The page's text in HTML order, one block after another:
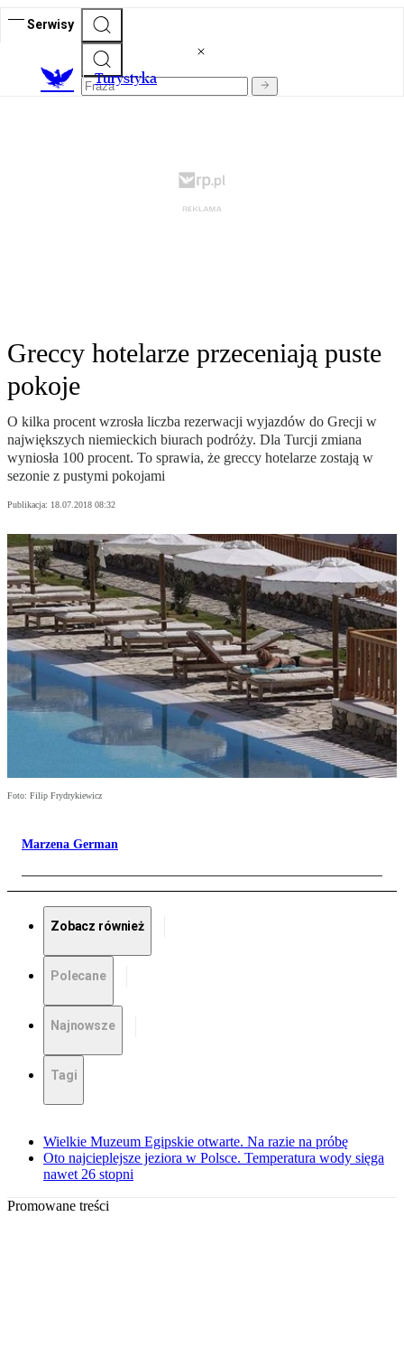
Serwisy
Turystyka
Greccy hotelarze przeceniają puste
pokoje
O kilka procent wzrosła liczba rezerwacji wyjazdów do Grecji w
największych niemieckich biurach podróży. Dla Turcji zmiana
wyniosła 100 procent. To sprawia, że greccy hotelarze zostają w
sezonie z pustymi pokojami
Publikacja: 18.07.2018 08:32
Foto: Filip Frydrykiewicz
Marzena German
Zobacz również
Polecane
Najnowsze
Tagi
Wielkie Muzeum Egipskie otwarte. Na razie na próbę
Oto najcieplejsze jeziora w Polsce. Temperatura wody sięga
nawet 26 stopni
Promowane treści